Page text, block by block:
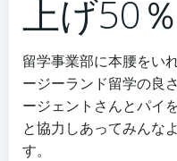
上げ50
留学事業部に本腰をい
ージーランド留学の良
ージェントさんとパイ
と協力しあってみんな
す。